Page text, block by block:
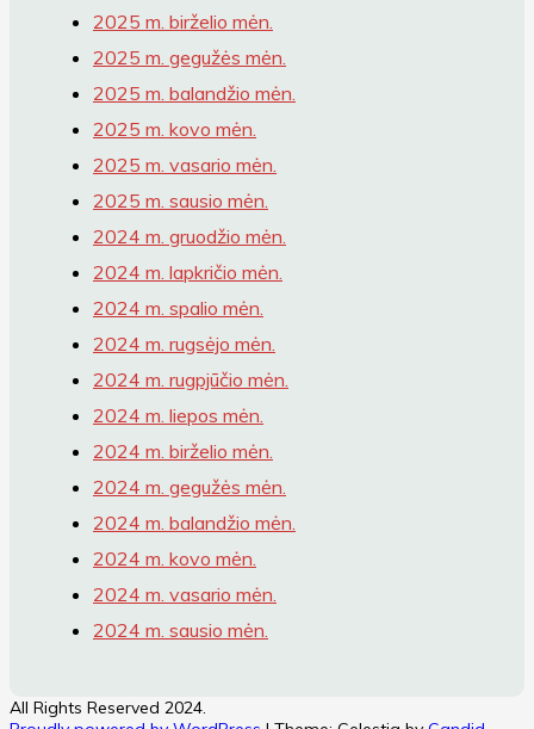
2025 m. birželio mėn.
2025 m. gegužės mėn.
2025 m. balandžio mėn.
2025 m. kovo mėn.
2025 m. vasario mėn.
2025 m. sausio mėn.
2024 m. gruodžio mėn.
2024 m. lapkričio mėn.
2024 m. spalio mėn.
2024 m. rugsėjo mėn.
2024 m. rugpjūčio mėn.
2024 m. liepos mėn.
2024 m. birželio mėn.
2024 m. gegužės mėn.
2024 m. balandžio mėn.
2024 m. kovo mėn.
2024 m. vasario mėn.
2024 m. sausio mėn.
All Rights Reserved 2024.